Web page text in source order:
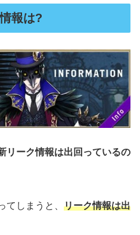
報は?
リーク情報は出回っているの
てしまうと、 リーク情報は出